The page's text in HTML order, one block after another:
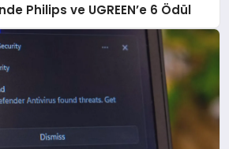
Philips ve UGREEN’e 6 Ödül